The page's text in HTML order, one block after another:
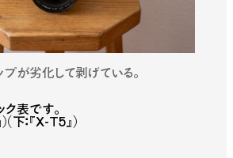
プが劣化して剥げている。
表です。
下：『X-T5』）